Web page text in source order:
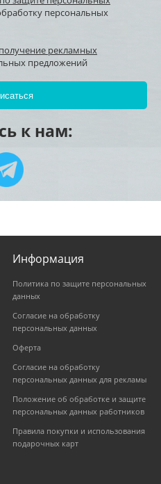
персональных
рекламных
предложений
к нам:
Информация
Политика по защите персональных
данных
Согласие на обработку
персональных данных
Оферта
Согласие на обработку
персональных данных для рекламы
Положение об обработке и защите
персональных данных работников
Правила покупки и использования
подарочных карт